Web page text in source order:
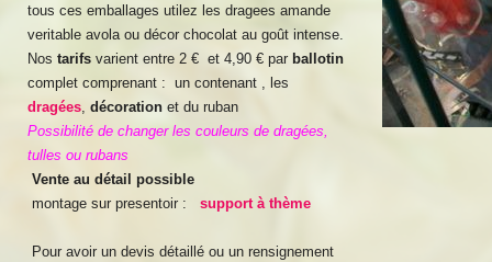
tous ces emballages utilez les dragees amande
veritable avola ou décor chocolat au goût intense.
Nos tarifs varient entre 2 € et 4,90 € par ballotin
complet comprenant : un contenant , les
dragées, décoration et du ruban
Possibilité de changer les couleurs de dragées,
tulles ou rubans
Vente au détail possible
montage sur presentoir :
support à thème
Pour avoir un devis détaillé ou un rensignement